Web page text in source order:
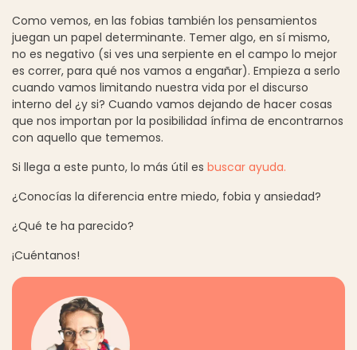
Como vemos, en las fobias también los pensamientos
juegan un papel determinante. Temer algo, en sí mismo,
no es negativo (si ves una serpiente en el campo lo mejor
es correr, para qué nos vamos a engañar). Empieza a serlo
cuando vamos limitando nuestra vida por el discurso
interno del ¿y si? Cuando vamos dejando de hacer cosas
que nos importan por la posibilidad ínfima de encontrarnos
con aquello que tememos.
Si llega a este punto, lo más útil es buscar ayuda.
¿Conocías la diferencia entre miedo, fobia y ansiedad?
¿Qué te ha parecido?
¡Cuéntanos!